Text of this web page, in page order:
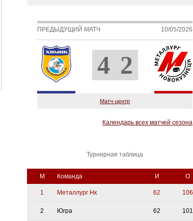
ПРЕДЫДУЩИЙ МАТЧ 10/05/2026
4 2
Матч-центр
Календарь всех матчей сезона
Турнирная таблица
М Команда И О
1 Металлург Нк 62 106
2 Югра 62 101